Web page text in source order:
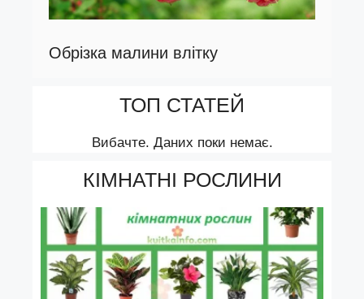
Обрізка малини влітку
ТОП СТАТЕЙ
Вибачте. Даних поки немає.
КІМНАТНІ РОСЛИНИ